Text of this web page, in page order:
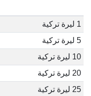
1 ليرة تركية
5 ليرة تركية
10 ليرة تركية
20 ليرة تركية
25 ليرة تركية